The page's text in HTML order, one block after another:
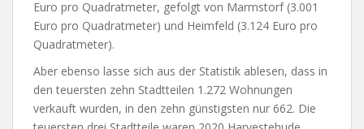
Euro pro Quadratmeter, gefolgt von Marmstorf (3.001
Euro pro Quadratmeter) und Heimfeld (3.124 Euro pro
Quadratmeter).
Aber ebenso lasse sich aus der Statistik ablesen, dass in
den teuersten zehn Stadtteilen 1.272 Wohnungen
verkauft wurden, in den zehn günstigsten nur 662. Die